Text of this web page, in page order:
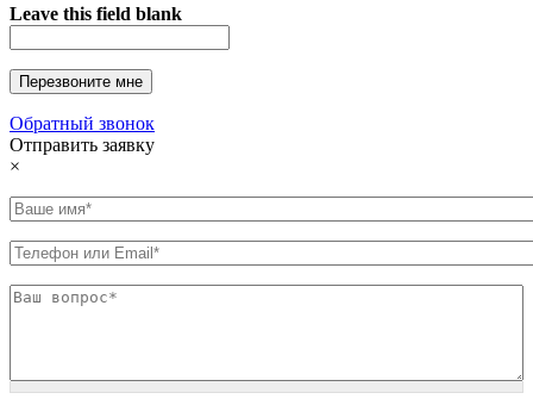
Leave this field blank
Обратный звонок
Отправить заявку
×